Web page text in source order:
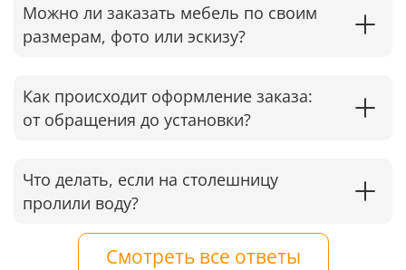
Можно ли заказать мебель по своим
размерам, фото или эскизу?
Как происходит оформление заказа:
от обращения до установки?
Что делать, если на столешницу
пролили воду?
Смотреть все ответы